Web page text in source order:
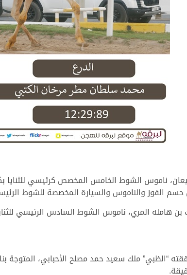
ناموس الشوط الخامس المخصص كرئيسي
والناموس والسيارة المخصصة للشوط الرئيسي
المري، ناموس الشوط السادس الرئيسي للثنايا
“الظبي” ملك سعيد حمد مصلح الأحبابي، المتوجة